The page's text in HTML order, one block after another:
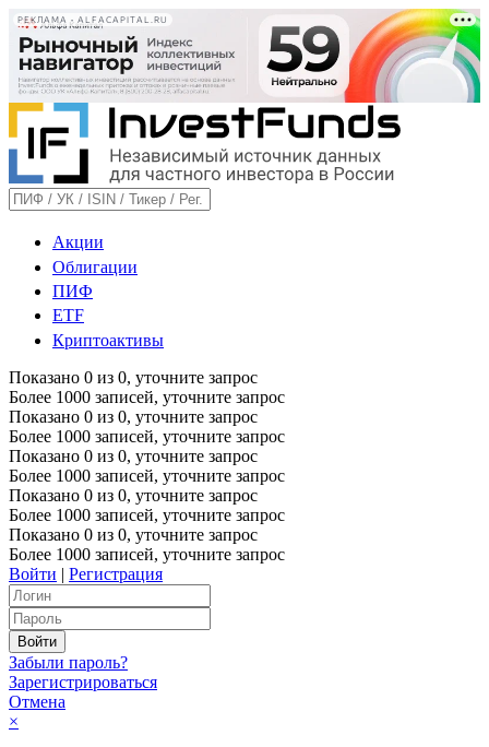
РЕКЛАМА • ALFACAPITAL.RU
Акции
Облигации
ПИФ
ETF
Криптоактивы
Показано 0 из 0, уточните запрос
Более 1000 записей, уточните запрос
Показано 0 из 0, уточните запрос
Более 1000 записей, уточните запрос
Показано 0 из 0, уточните запрос
Более 1000 записей, уточните запрос
Показано 0 из 0, уточните запрос
Более 1000 записей, уточните запрос
Показано 0 из 0, уточните запрос
Более 1000 записей, уточните запрос
Войти | Регистрация
Забыли пароль?
Зарегистрироваться
Отмена
×